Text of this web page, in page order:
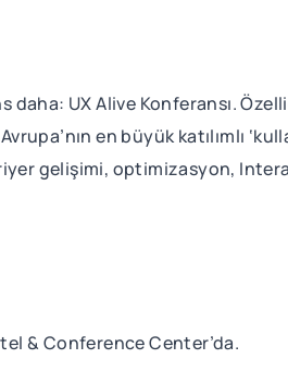
daha: UX Alive Konferansı.
en büyük katılımlı
gelişimi, optimizasyon,
& Conference Center’da.